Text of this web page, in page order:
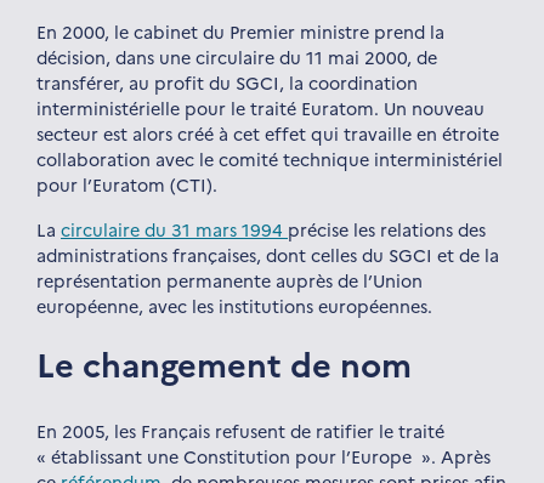
En 2000, le cabinet du Premier ministre prend la
décision, dans une circulaire du 11 mai 2000, de
transférer, au profit du SGCI, la coordination
interministérielle pour le traité Euratom. Un nouveau
secteur est alors créé à cet effet qui travaille en étroite
collaboration avec le comité technique interministériel
pour l’Euratom (CTI).
La circulaire du 31 mars 1994 précise les relations des
administrations françaises, dont celles du SGCI et de la
représentation permanente auprès de l’Union
européenne, avec les institutions européennes.
Le changement de nom
En 2005, les Français refusent de ratifier le traité
« établissant une Constitution pour l’Europe ». Après